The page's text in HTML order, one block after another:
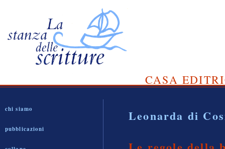
CASA
chi siamo
pubblicazioni
Leonarda di